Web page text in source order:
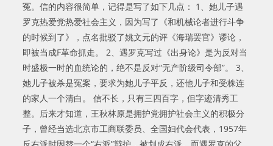
冤。信的内容很简单，记得是写了如下几点： 1、她儿子遇
罗克热爱党热爱社会主义，因为写了《和机械论者进行斗争
的时候到了》，点名批驳了姚文元的评《海瑞罢官》谬论，
即被当成F革命抓走。 2、遇罗克写过《出身论》是为反对当
时盛极一时的血统论的，绝不是反对“无产阶级司令部”。 3、
她儿子被杀是冤案，要求为她儿子平反，还他儿子和受株连
的家人一个清白。 信不长，只有三四百字，但字迹清秀工
整。后来才知道，王秋林原是拥护党拥护社会主义的积极分
子，曾经当选北京市工商联委员、全国妇代会代表，1957年